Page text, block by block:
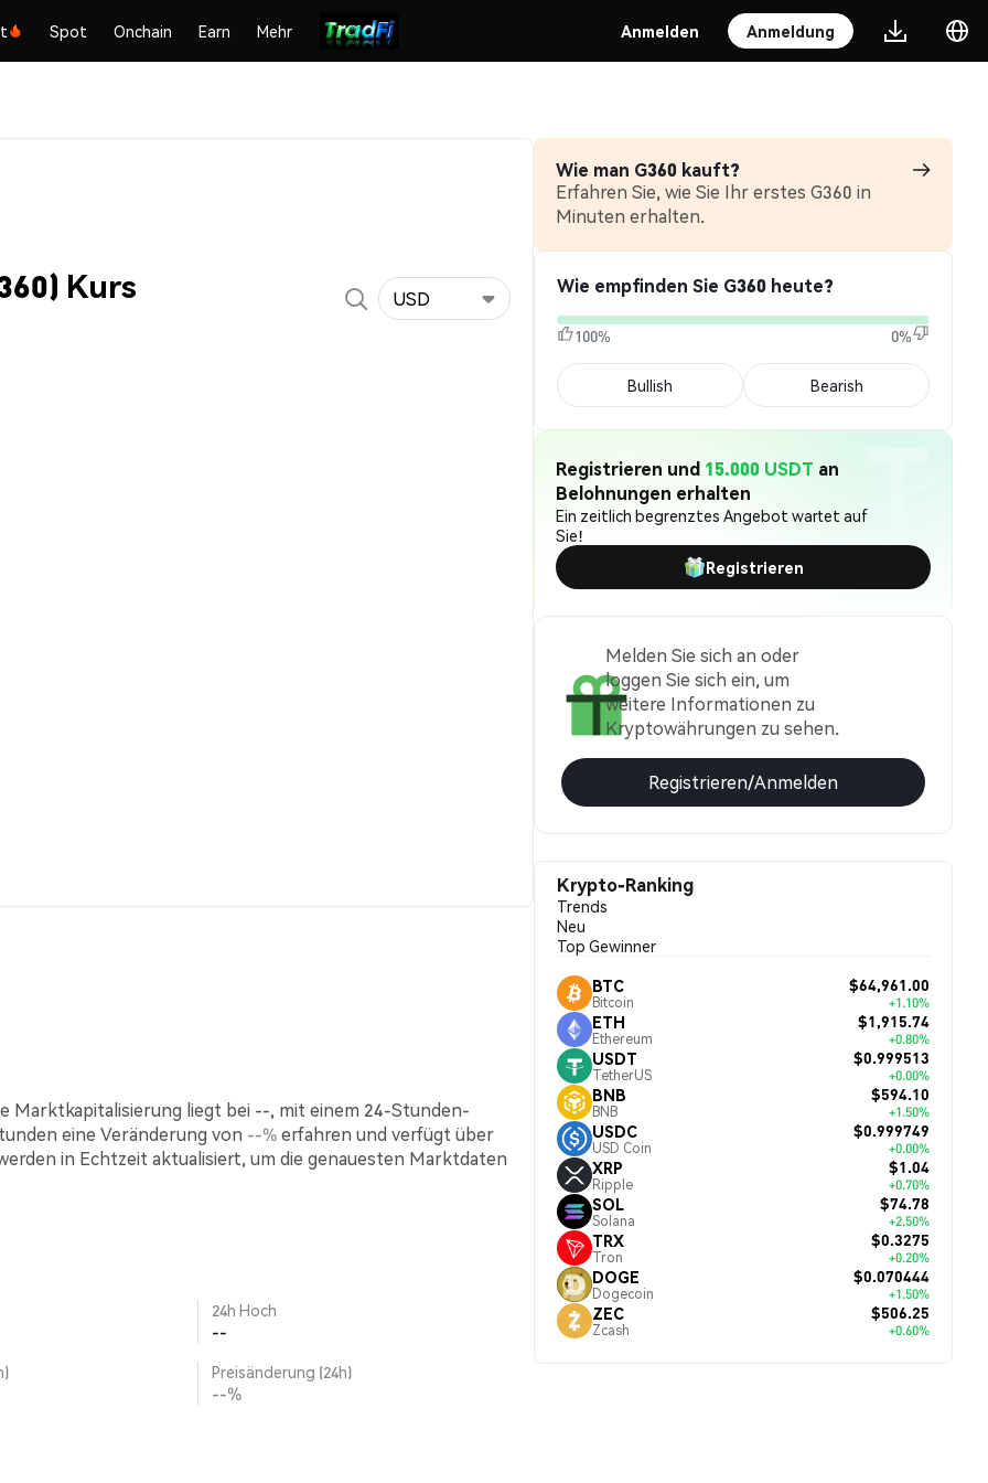
Spot Onchain Earn Mehr Anmelden Anmeldung
Kurs USD
Marktkapitalisierung liegt bei --, mit einem 24-Stunden-
eine Veränderung von --%erfahren und verfügt über
in Echtzeit aktualisiert, um die genauesten Marktdaten
24h Hoch
--
Preisänderung (24h)
--%
Wie man G360 kauft?
Erfahren Sie, wie Sie Ihr erstes G360 in
Minuten erhalten.
Wie empfinden Sie G360 heute?
100% 0%
Bullish Bearish
Registrieren und 15.000 USDT an
Belohnungen erhalten
Ein zeitlich begrenztes Angebot wartet auf
Sie!
Registrieren
Melden Sie sich an oder
loggen Sie sich ein, um
weitere Informationen zu
Kryptowährungen zu sehen.
Registrieren/Anmelden
Krypto-Ranking
Trends
Neu
Top Gewinner
BTC
Bitcoin
$64,961.00
+1.10%
ETH
Ethereum
$1,915.74
+0.80%
USDT
TetherUS
$0.999513
+0.00%
BNB
BNB
$594.10
+1.50%
USDC
USD Coin
$0.999749
+0.00%
XRP
Ripple
$1.04
+0.70%
SOL
Solana
$74.78
+2.50%
TRX
Tron
$0.3275
+0.20%
DOGE
Dogecoin
$0.070444
+1.50%
ZEC
Zcash
$506.25
+0.60%